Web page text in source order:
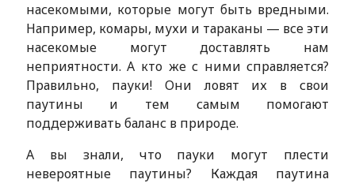
насекомыми, которые могут быть вредными.
Например, комары, мухи и тараканы — все эти
насекомые могут доставлять нам
неприятности. А кто же с ними справляется?
Правильно, пауки! Они ловят их в свои
паутины и тем самым помогают
поддерживать баланс в природе.
А вы знали, что пауки могут плести
невероятные паутины? Каждая паутина